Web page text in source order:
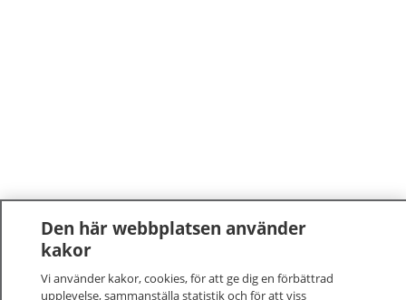
Den här webbplatsen använder
kakor
Vi använder kakor, cookies, för att ge dig en förbättrad
upplevelse, sammanställa statistik och för att viss